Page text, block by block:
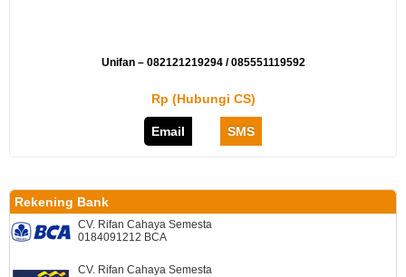
Unifan – 082121219294 / 085551119592
Rp (Hubungi CS)
Email SMS
Rekening Bank
CV. Rifan Cahaya Semesta
0184091212 BCA
CV. Rifan Cahaya Semesta